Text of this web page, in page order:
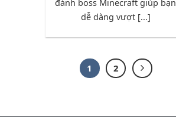
đánh boss Minecraft giúp bạn
dễ dàng vượt [...]
1 2